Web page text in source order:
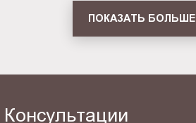
ПОКАЗАТЬ БОЛЬШЕ
Консультации